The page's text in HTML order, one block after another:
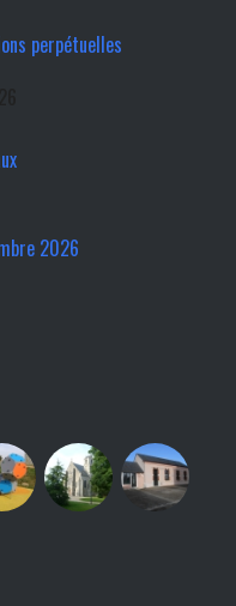
perpétuelles
2026